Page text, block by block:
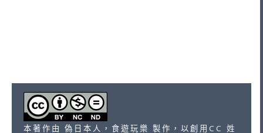
本著作由 偽日本人，食遊玩樂 製作，以創用CC 姓